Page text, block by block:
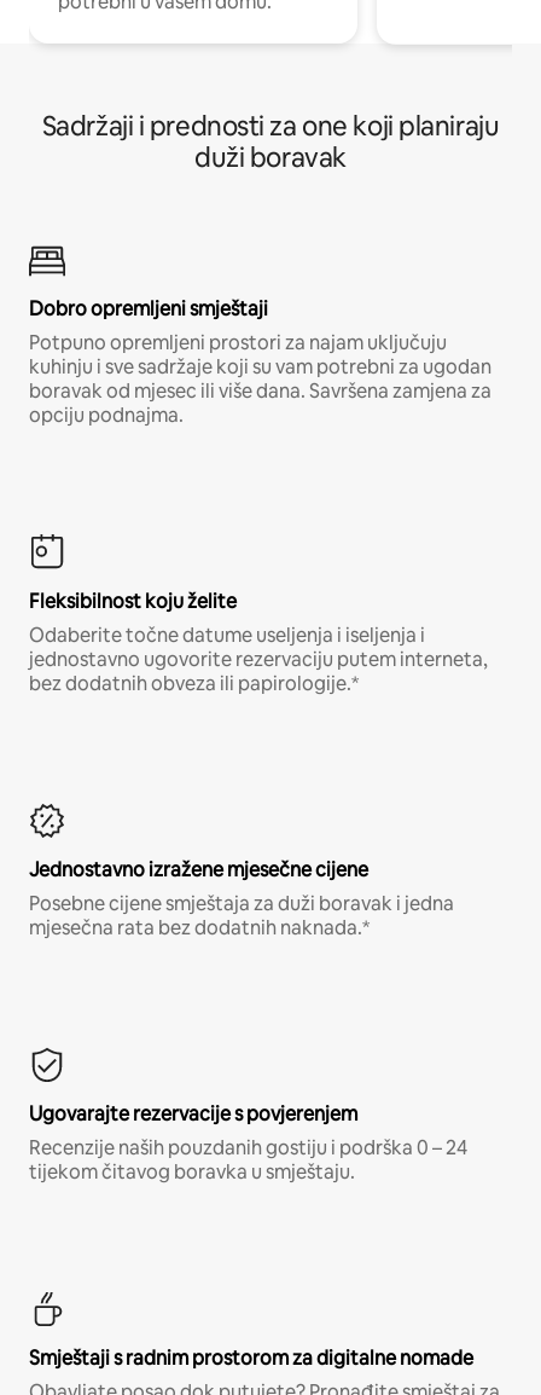
Sadržaji i prednosti za one koji planiraju
duži boravak
Dobro opremljeni smještaji
Potpuno opremljeni prostori za najam uključuju
kuhinju i sve sadržaje koji su vam potrebni za ugodan
boravak od mjesec ili više dana. Savršena zamjena za
opciju podnajma.
Fleksibilnost koju želite
Odaberite točne datume useljenja i iseljenja i
jednostavno ugovorite rezervaciju putem interneta,
bez dodatnih obveza ili papirologije.*
Jednostavno izražene mjesečne cijene
Posebne cijene smještaja za duži boravak i jedna
mjesečna rata bez dodatnih naknada.*
Ugovarajte rezervacije s povjerenjem
Recenzije naših pouzdanih gostiju i podrška 0 – 24
tijekom čitavog boravka u smještaju.
Smještaji s radnim prostorom za digitalne nomade